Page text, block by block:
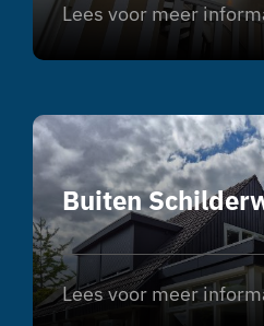
Lees voor meer
Buiten
Lees voor meer